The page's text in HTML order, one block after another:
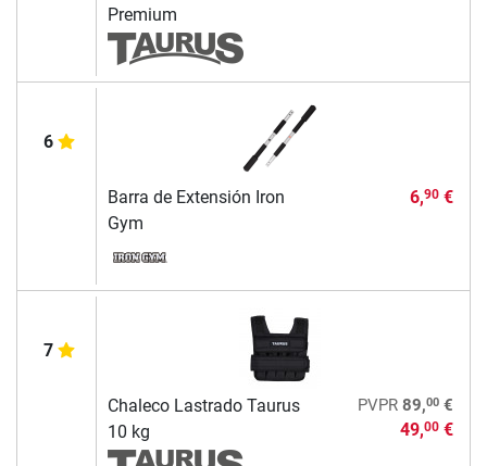
Premium
6
Barra de Extensión Iron
Gym
6,90€
7
Chaleco Lastrado Taurus
10 kg
PVPR 89,00€
49,00€